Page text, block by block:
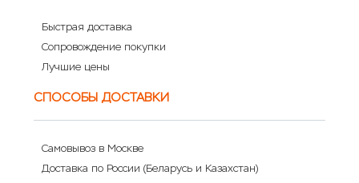
Быстрая доставка
Сопровождение покупки
Лучшие цены
СПОСОБЫ ДОСТАВКИ
Самовывоз в Москве
Доставка по России (Беларусь и Казахстан)